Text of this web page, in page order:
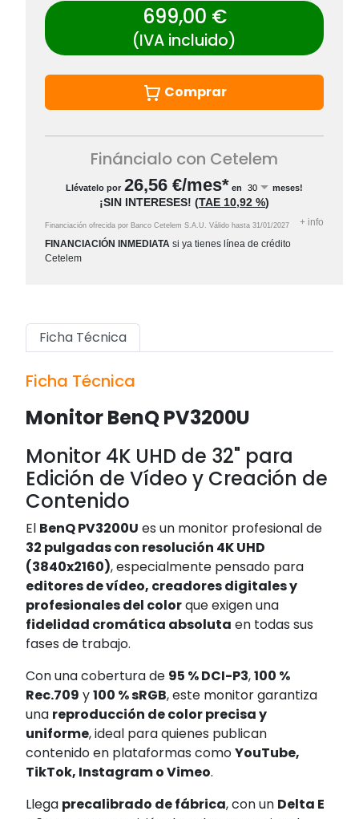
699,00 €
(IVA incluido)
Comprar
Fináncialo con Cetelem
Llévatelo por 26,56 €/mes* en meses!
¡SIN INTERESES! (TAE 10,92 %)
Financiación ofrecida por Banco Cetelem S.A.U. Válido hasta 31/01/2027 + info
FINANCIACIÓN INMEDIATA si ya tienes línea de crédito
Cetelem
Ficha Técnica
Ficha Técnica
Monitor BenQ PV3200U
Monitor 4K UHD de 32" para
Edición de Vídeo y Creación de
Contenido
El BenQ PV3200U es un monitor profesional de
32 pulgadas con resolución 4K UHD
(3840x2160), especialmente pensado para
editores de vídeo, creadores digitales y
profesionales del colorque exigen una
fidelidad cromática absoluta en todas sus
fases de trabajo.
Con una cobertura de 95 % DCI-P3,100 %
Rec.709 y100 % sRGB, este monitor garantiza
una reproducción de color precisa y
uniforme, ideal para quienes publican
contenido en plataformas comoYouTube,
TikTok, Instagram o Vimeo.
Llega precalibrado de fábrica, con un Delta E